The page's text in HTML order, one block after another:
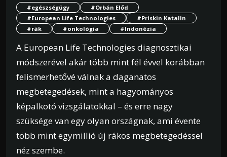
#egészségügy
#Orbán Előd
#European Life Technologies
#Priskin Katalin
#rák
#onkológia #Indonézia
A European Life Technologies diagnosztikai
módszerével akár több mint fél évvel korábban
felismerhetővé válnak a daganatos
megbetegedések, mint a hagyományos
képalkotó vizsgálatokkal – és erre nagy
szüksége van egy olyan országnak, ami évente
több mint egymillió új rákos megbetegedéssel
néz szembe.